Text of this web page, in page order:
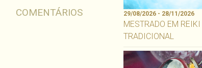
COMENTÁRIOS 29/08/2026 - 28/11/2026
MESTRADO EM REIKI
TRADICIONAL